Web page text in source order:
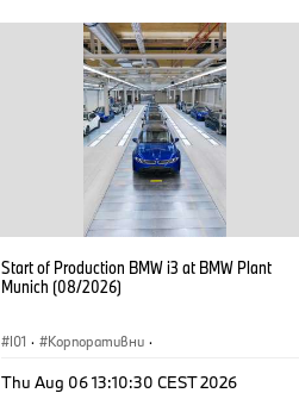
Start of Production BMW i3 at BMW Plant
Munich (08/2026)
I01 · Корпоративни ·
Локации
Thu Aug 06 13:10:30 CEST 2026